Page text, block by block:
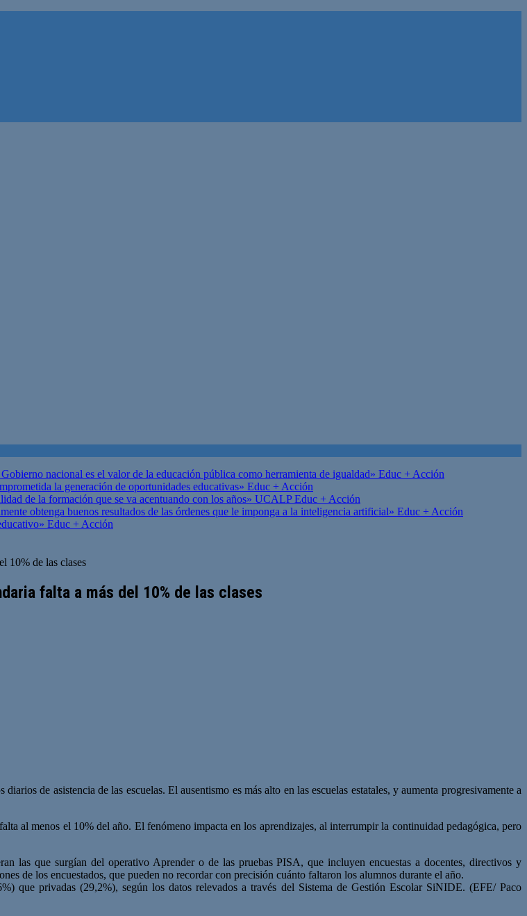
nacional es el valor de la educación pública como herramienta de igualdad» Educ + Acción
la generación de oportunidades educativas» Educ + Acción
de la formación que se va acentuando con los años» UCALPEduc + Acción
obtenga buenos resultados de las órdenes que le imponga a la inteligencia artificial» Educ + Acción
Educ + Acción
10% de las clases
falta a más del 10% de las clases
de asistencia de las escuelas. El ausentismo es más alto en las escuelas estatales, y aumenta progresivamente a
al menos el 10% del año. El fenómeno impacta en los aprendizajes, al interrumpir la continuidad pedagógica, pero
las que surgían del operativo Aprender o de las pruebas PISA, que incluyen encuestas a docentes, directivos y
de los encuestados, que pueden no recordar con precisión cuánto faltaron los alumnos durante el año.
que privadas (29,2%), según los datos relevados a través del Sistema de Gestión Escolar SiNIDE. (EFE/ Paco